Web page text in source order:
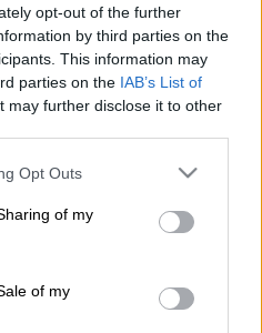
opt-out of the further
by third parties on the
This information may
parties on the IAB’s List of
may further disclose it to other
uses one or more Google
behaviour. You may click to
and its third-party tags to
purposes in below Google
Opt Outs
of my
of my
που
την επίθεση
απότζιχαντιστές
(ΙΚ) στην κεντρική
σήμερα τοΣυριακό
Δικαιωμάτων
από μία